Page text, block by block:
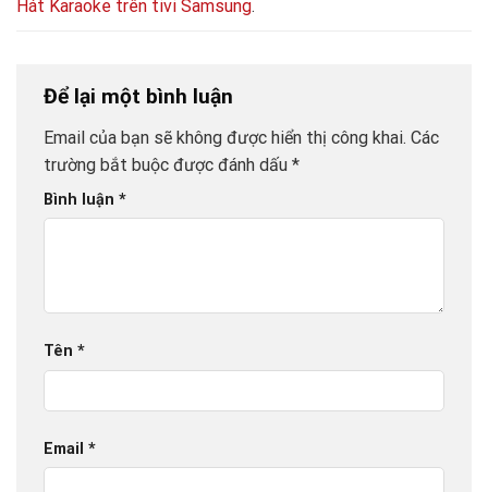
Hát Karaoke trên tivi Samsung.
Để lại một bình luận
Email của bạn sẽ không được hiển thị công khai. Các
trường bắt buộc được đánh dấu *
Bình luận *
Tên *
Email *